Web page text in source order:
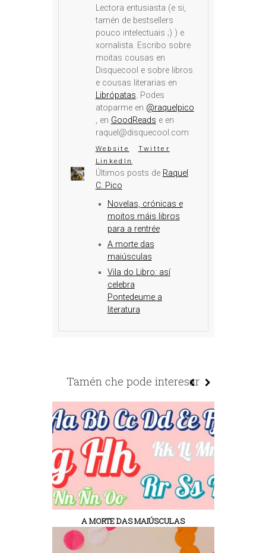
Lectora entusiasta (e si,
tamén de bestsellers
pouco intelectuais ;) ) e
xornalista. Escribo sobre
moitas cousas en
Disquecool e sobre libros
e cousas literarias en
Librópatas. Podes
atoparme en @raquelpico
, en GoodReads e en
raquel@disquecool.com
Website
Twitter
LinkedIn
Últimos posts de Raquel
C. Pico
Novelas, crónicas e
moitos máis libros
para a rentrée
A morte das
maiúsculas
Vila do Libro: así
celebra
Pontedeume a
literatura
Tamén che pode interesar
A MORTE DAS MAIÚSCULAS